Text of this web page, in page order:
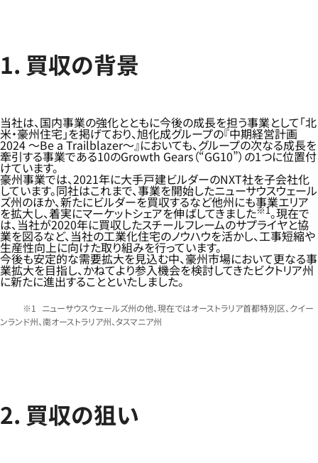
1. 買収の背景
当社は、国内事業の強化とともに今後の成長を担う事業として「北
米・豪州住宅」を掲げており、旭化成グループの『中期経営計画
2024 ～Be a Trailblazer～』においても、グループの次なる成長を
牽引する事業である10のGrowth Gears（“GG10”）の1つに位置付
けています。
豪州事業では、2021年に大手戸建ビルダーのNXT社を子会社化
しています。同社はこれまで、事業を開始したニューサウスウェール
ズ州のほか、新たにビルダーを買収するなど他州にも事業エリア
を拡大し、着実にマーケットシェアを伸ばしてきました※1。現在で
は、当社が2020年に買収したスチールフレームのサプライヤと協
業を図るなど、当社の工業化住宅のノウハウを活かし、工事短縮や
生産性向上に向けた取り組みを行っています。
今後も安定的な需要拡大を見込む中、豪州市場において更なる事
業拡大を目指し、かねてより参入機会を検討してきたビクトリア州
に新たに進出することといたしました。
ニューサウスウェールズ州の他、現在ではオーストラリア首都特別区、クイー
ンランド州、南オーストラリア州、タスマニア州
2. 買収の狙い